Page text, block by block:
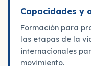
Capacidades y
Formación para
las etapas de la
internacionales
movimiento.